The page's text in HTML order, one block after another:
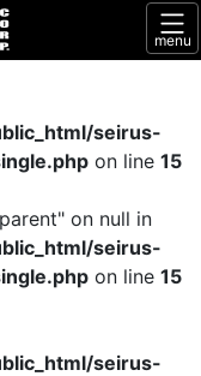
menu
seirus-
on line 15
on null in
seirus-
on line 15
seirus-